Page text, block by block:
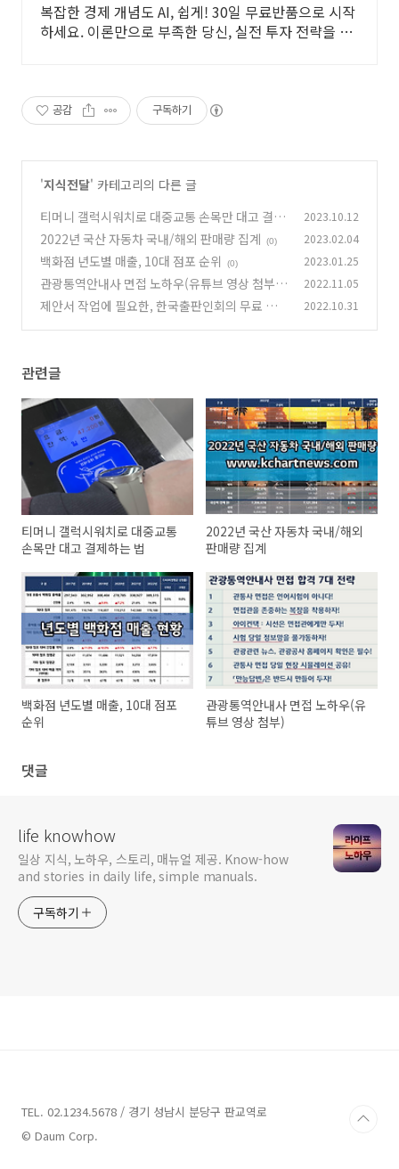
복잡한 경제 개념도 AI, 쉽게! 30일 무료반품으로 시작
하세요. 이론만으로 부족한 당신, 실전 투자 전략을 쿠
공감 구독하기
'지식전달' 카테고리의 다른 글
티머니 갤럭시워치로 대중교통 손목만 대고 결제
하는 법
(0)
2023.10.12
2022년 국산 자동차 국내/해외 판매량 집계 (0) 2023.02.04
백화점 년도별 매출, 10대 점포 순위 (0) 2023.01.25
관광통역안내사 면접 노하우(유튜브 영상 첨부)
(0)
2022.11.05
제안서 작업에 필요한, 한국출판인회의 무료 폰
2022.10.31
관련글
티머니 갤럭시워치로 대중교통
손목만 대고 결제하는 법
2022년 국산 자동차 국내/해외
판매량 집계
백화점 년도별 매출, 10대 점포
순위
관광통역안내사 면접 노하우(유
튜브 영상 첨부)
댓글
life knowhow
일상 지식, 노하우, 스토리, 매뉴얼 제공. Know-how
and stories in daily life, simple manuals.
구독하기
TEL. 02.1234.5678 / 경기 성남시 분당구 판교역로
© Daum Corp.